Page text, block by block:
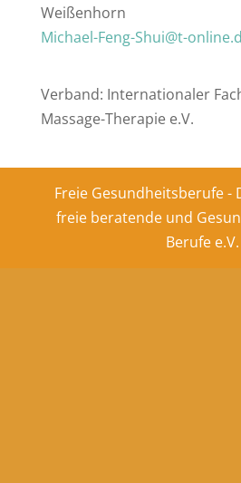
Weißenhorn
Michael-Feng-Shui@t-
Verband: Internationaler
Massage-Therapie e.V.
Freie Gesundheitsberufe -
freie beratende und
Berufe e.V.